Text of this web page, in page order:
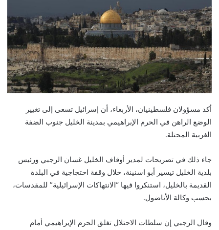
أكد مسؤولان فلسطينيان، الأربعاء، أن إسرائيل تسعى إلى تغيير
الوضع الراهن في الحرم الإبراهيمي بمدينة الخليل جنوب الضفة
الغربية المحتلة.
جاء ذلك في تصريحات لمدير أوقاف الخليل غسان الرجبي ورئيس
بلدية الخليل تيسير أبو اسنينة، خلال وقفة احتجاجية في البلدة
القديمة بالخليل، استنكروا فيها “الانتهاكات الإسرائيلية” للمقدسات،
بحسب وكالة الأناضول.
وقال الرجبي إن سلطات الاحتلال تغلق الحرم الإبراهيمي أمام